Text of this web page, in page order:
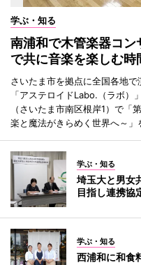
学ぶ・知る
南浦和で木管楽器コ
で共に音楽を楽しむ時
さいたま市を拠点に全国各地
「アステロイドLabo.（ラボ）
（さいたま市南区根岸1）で
楽と魔法がきらめく世界へ～」
学ぶ・知る
埼玉大と男女
目指し連携協
学ぶ・知る
西浦和に和食